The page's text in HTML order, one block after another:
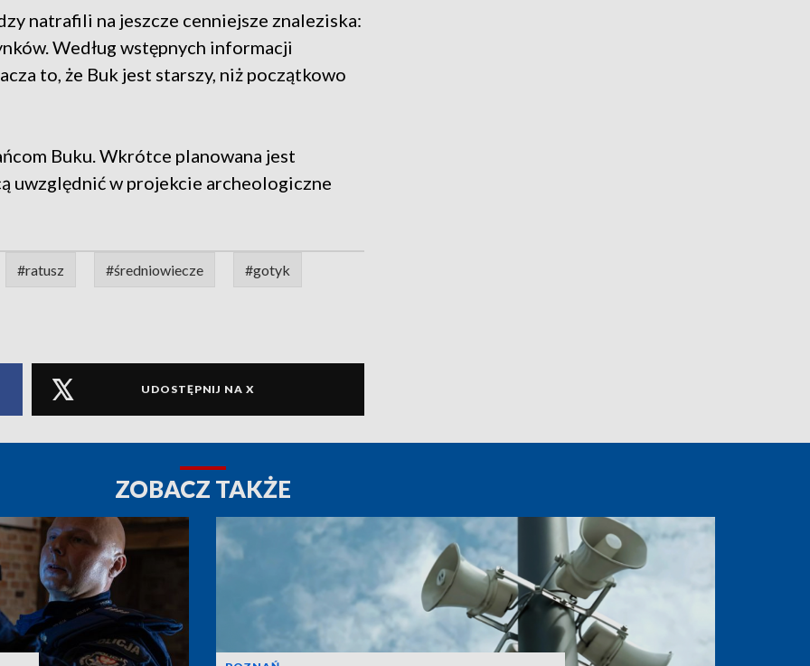
natrafili na jeszcze cenniejsze znaleziska:
Według wstępnych informacji
to, że Buk jest starszy, niż początkowo
Buku. Wkrótce planowana jest
uwzględnić w projekcie archeologiczne
#ratusz #średniowiecze #gotyk
UDOSTĘPNIJ NA X
ZOBACZ TAKŻE